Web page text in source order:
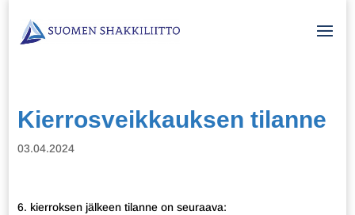
Kierrosveikkauksen tilanne
03.04.2024
6. kierroksen jälkeen tilanne on seuraava: